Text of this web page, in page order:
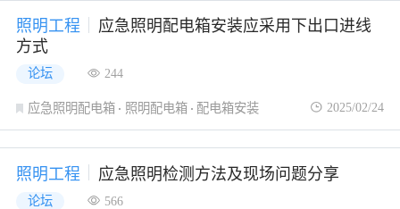
照明工程
应急照明配电箱安装应采用下出口进线
方式
论坛 244
应急照明配电箱 照明配电箱 配电箱安装 2025/02/24
照明工程 应急照明检测方法及现场问题分享
论坛 566